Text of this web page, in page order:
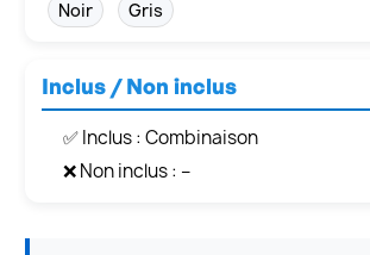
Noir Gris
Inclus / Non inclus
✅ Inclus : Combinaison
❌ Non inclus : –